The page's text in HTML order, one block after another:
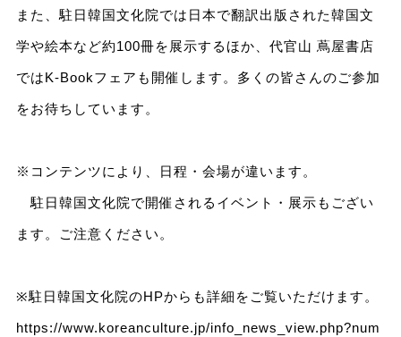
また、駐日韓国文化院では日本で翻訳出版された韓国文
学や絵本など約100冊を展示するほか、代官山 蔦屋書店
ではK-Bookフェアも開催します。多くの皆さんのご参加
をお待ちしています。
※コンテンツにより、日程・会場が違います。
駐日韓国文化院で開催されるイベント・展示もござい
ます。ご注意ください。
※駐日韓国文化院のHPからも詳細をご覧いただけます。
https://www.koreanculture.jp/info_news_view.php?num